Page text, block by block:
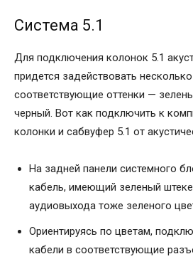
Система 5.1
Для подключения колонок 5.1
придется задействовать
соответствующие оттенки —
черный. Вот как подключить к
колонки и сабвуфер 5.1 от
На задней панели системного
кабель, имеющий зеленый
аудиовыхода тоже зеленого
Ориентируясь по цветам,
кабели в соответствующие